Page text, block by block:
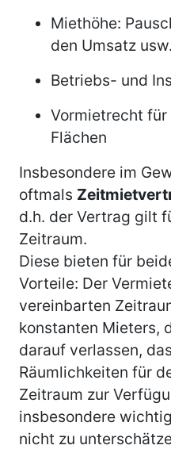
Miethöhe:
den Umsatz usw.
Betriebs- und
Vormietrecht
Flächen
Insbesondere im
oftmals
d.h. der Vertrag gilt
Zeitraum.
Diese bieten für
Vorteile: Der
vereinbarten
konstanten Mieters,
darauf verlassen,
Räumlichkeiten für
Zeitraum zur
insbesondere
nicht zu